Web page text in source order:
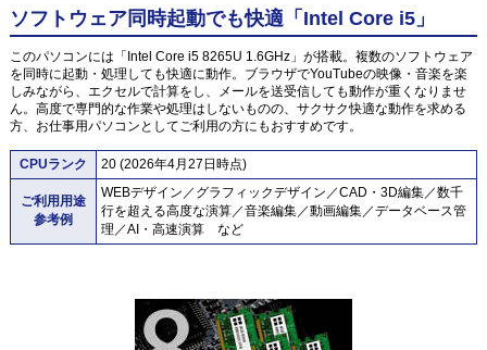
ソフトウェア同時起動でも快適「Intel Core i5」
このパソコンには「Intel Core i5 8265U 1.6GHz」が搭載。複数のソフトウェア
を同時に起動・処理しても快適に動作。ブラウザでYouTubeの映像・音楽を楽
しみながら、エクセルで計算をし、メールを送受信しても動作が重くなりませ
ん。高度で専門的な作業や処理はしないものの、サクサク快適な動作を求める
方、お仕事用パソコンとしてご利用の方にもおすすめです。
CPUランク 20 (2026年4月27日時点)
ご利用用途
参考例
WEBデザイン／グラフィックデザイン／CAD・3D編集／数千
行を超える高度な演算／音楽編集／動画編集／データベース管
理／AI・高速演算 など